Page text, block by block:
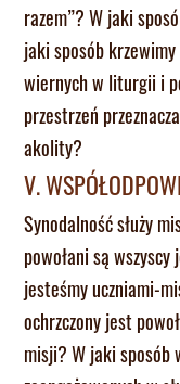
razem”? W jaki
jaki sposób
wiernych w liturgii i
przestrzeń
akolity?
V.
Synodalność służy
powołani są
jesteśmy uczniami-
ochrzczony jest
misji? W jaki sposób